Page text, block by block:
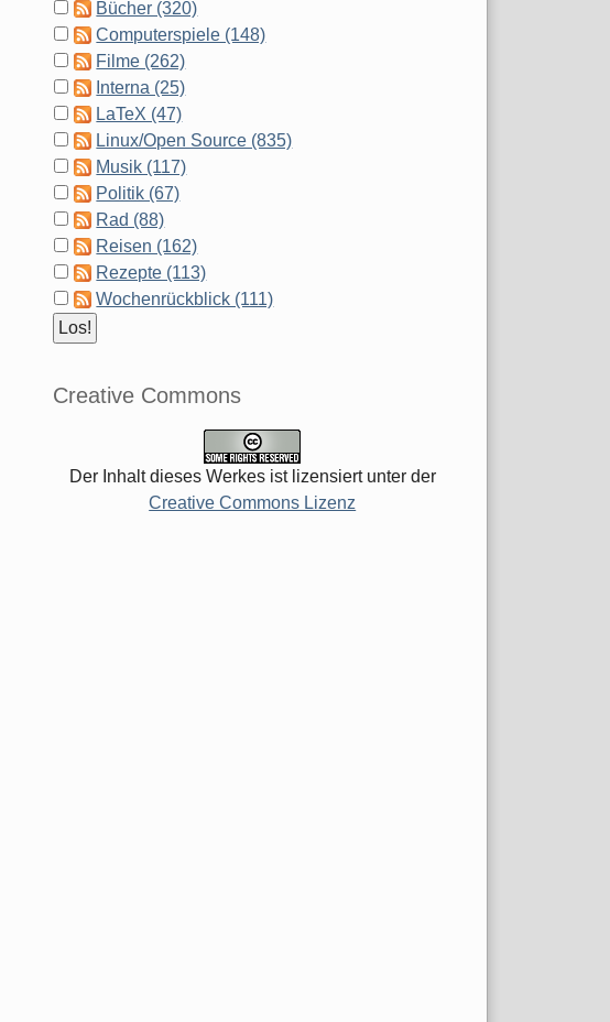
Bücher (320)
Computerspiele (148)
Filme (262)
Interna (25)
LaTeX (47)
Linux/Open Source (835)
Musik (117)
Politik (67)
Rad (88)
Reisen (162)
Rezepte (113)
Wochenrückblick (111)
Creative Commons
Der Inhalt dieses Werkes ist lizensiert unter der
Creative Commons Lizenz